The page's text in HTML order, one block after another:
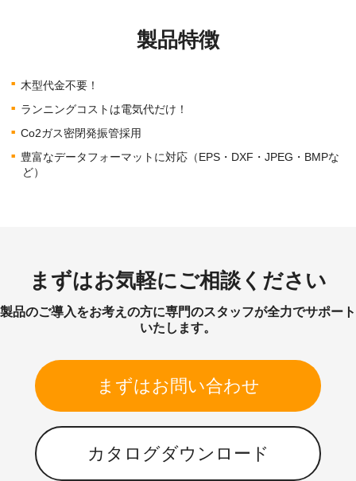
製品特徴
木型代金不要！
ランニングコストは電気代だけ！
Co2ガス密閉発振管採用
豊富なデータフォーマットに対応（EPS・DXF・JPEG・BMPな
ど）
まずはお気軽にご相談ください
製品のご導入をお考えの方に専門のスタッフが全力でサポート
いたします。
まずはお問い合わせ
カタログダウンロード